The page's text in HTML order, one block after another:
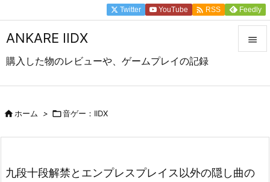
ANKARE IIDX
購入した物のレビューや、ゲームプレイの記録

検索
Twitter YouTube  RSS Feedly
ホーム > 音ゲー：IIDX
九段十段解禁とエンプレスプレイス以外の隠し曲の